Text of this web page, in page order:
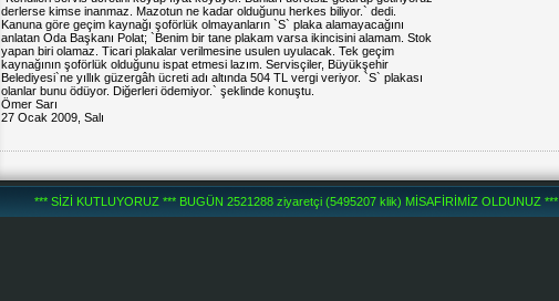
derlerse kimse inanmaz. Mazotun ne kadar olduğunu herkes biliyor.` dedi.
Kanuna göre geçim kaynağı şoförlük olmayanların `S` plaka alamayacağını
anlatan Oda Başkanı Polat; `Benim bir tane plakam varsa ikincisini alamam. Stok
yapan biri olamaz. Ticari plakalar verilmesine usulen uyulacak. Tek geçim
kaynağının şoförlük olduğunu ispat etmesi lazım. Servisçiler, Büyükşehir
Belediyesi`ne yıllık güzergâh ücreti adı altında 504 TL vergi veriyor. `S` plakası
olanlar bunu ödüyor. Diğerleri ödemiyor.` şeklinde konuştu.
Ömer Sarı
27 Ocak 2009, Salı
*** SİZİ KUTLUYORUZ *** BUGÜN 2521288 ziyaretçi (5495207 klik) MİSAFİRİMİZ OLDUNUZ ***